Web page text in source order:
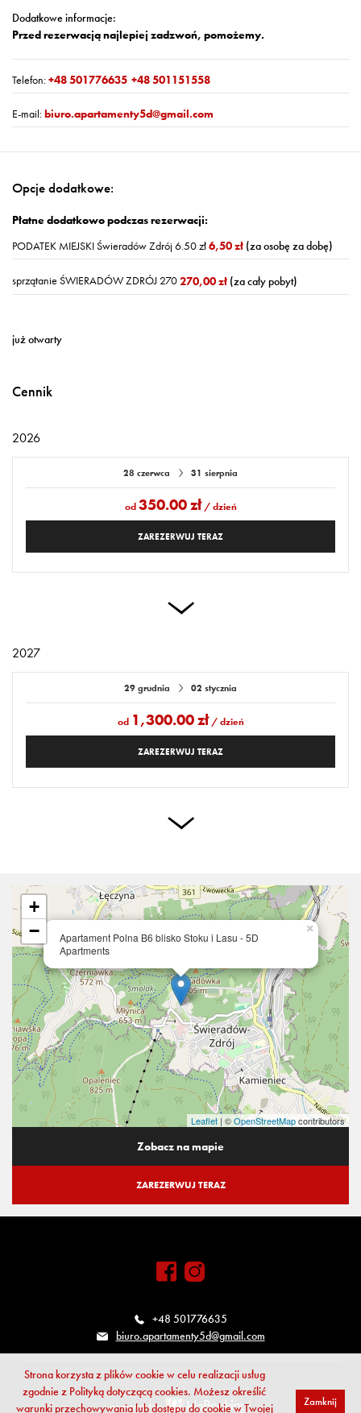
Dodatkowe informacje:
Przed rezerwacją najlepiej zadzwoń, pomożemy.
Telefon:+48 501776635 +48 501151558
E-mail:biuro.apartamenty5d@gmail.com
Opcje dodatkowe:
Płatne dodatkowo podczas rezerwacji:
PODATEK MIEJSKI Świeradów Zdrój 6.50 zł6,50 zł (za osobę za dobę)
sprzątanie ŚWIERADÓW ZDRÓJ 270270,00 zł (za cały pobyt)
już otwarty
Cennik
2026
28 czerwca 31 sierpnia
od 350.00 zł/ dzień
ZAREZERWUJ TERAZ
2027
29 grudnia 02 stycznia
od 1,300.00 zł/ dzień
ZAREZERWUJ TERAZ
Apartament Polna B6 blisko Stoku i Lasu - 5D
Apartments
×
+
−
Leaflet | ©OpenStreetMapcontributors
Zobacz na mapie
ZAREZERWUJ TERAZ
+48 501776635
biuro.apartamenty5d@gmail.com
Strona korzysta z plików cookie w celu realizacji usług
zgodnie z Polityką dotyczącą cookies. Możesz określić
warunki przechowywania lub dostępu do cookie w Twojej
Zamknij